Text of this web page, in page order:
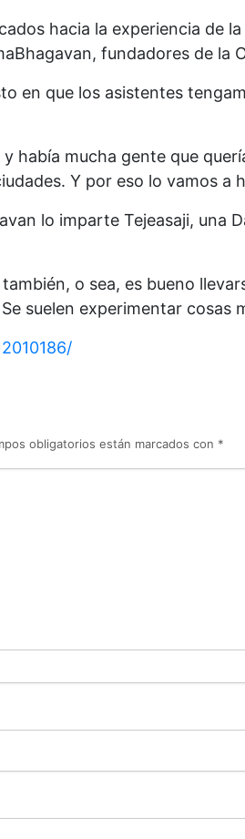
hacia la experiencia de
fundadores de la
en que los asistentes
había mucha gente que
Y por eso lo vamos
lo imparte Tejeasaji, una
o sea, es bueno
suelen experimentar cosas
obligatorios están marcados con *